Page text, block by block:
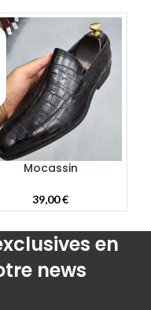
Mocassin
39,00€
en
news